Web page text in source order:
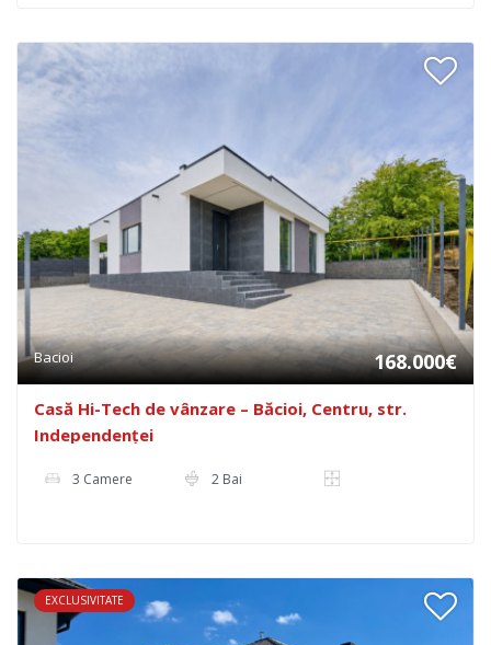
Bacioi 168.000€
Casă Hi-Tech de vânzare – Băcioi, Centru, str.
Independenței
3 Camere 2 Bai
EXCLUSIVITATE